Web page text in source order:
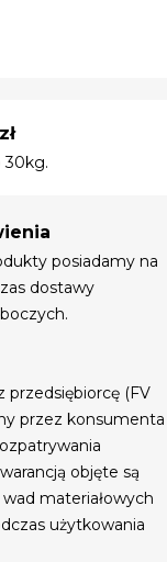
30kg.
posiadamy na
dostawy
przedsiębiorcę (FV
przez konsumenta
objęte są
materiałowych
użytkowania